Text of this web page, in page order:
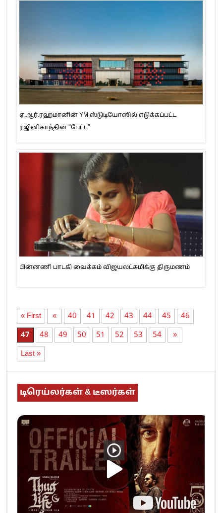
ஏ.ஆர்.ரஹமானின் YM ஸ்டுடியோஸில் எடுக்கப்பட்ட
ரஜினிகாந்தின் “பேட்ட”
பின்னணி பாடகி வைக்கம் விஜயலட்சுமிக்கு திருமணம்
« First « 40 41 42 43 44 45
46
47
48 49 50 51 52 53 54
»
Last »
டிரெய்லர்கள் & டீஸர்கள்